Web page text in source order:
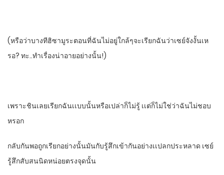
(หรือว่าบางที​ฮิซามูระตอนที่ฉันไม่อยู่​ใกล้ๆ​จะเรียกฉันว่าเซย์จังงั้นเห
รอ? ทะ..ทําเรื่องน่าอายอย่างนั้น!)
เพราะชินเลยเรียกฉันเเบบนั้นหรือเปล่าก็ไม่รู้​ เเต่ก็ไม่ใช่ว่าฉันไม่ชอบ
หรอก
กลับกันพอถูกเรียกอย่างนั้นมันกับรู้สึกเข้ากันอย่างเเปลกประหลาด​ เซย์
รู้สึกสับสนนิดหน่อยตรงจุดนั้น